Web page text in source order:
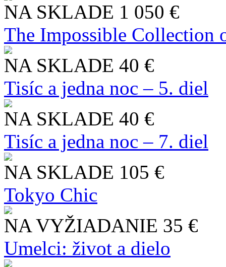
NA SKLADE 1 050 €
The Impossible Collection
NA SKLADE 40 €
Tisíc a jedna noc – 5. diel
NA SKLADE 40 €
Tisíc a jedna noc – 7. diel
NA SKLADE 105 €
Tokyo Chic
NA VYŽIADANIE 35 €
Umelci: život a dielo